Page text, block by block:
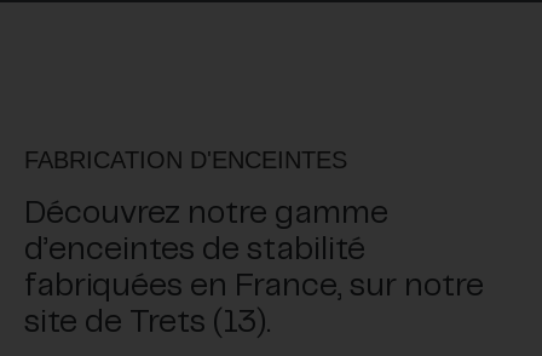
FABRICATION D'ENCEINTES
Découvrez notre gamme
d’enceintes de stabilité
fabriquées en France, sur notre
site de Trets (13).